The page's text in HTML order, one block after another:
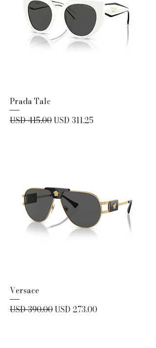
Prada Talc
Precio
USD 415.00Precio de oferta
USD 311.25
Versace
Precio
USD 390.00Precio de oferta
USD 273.00